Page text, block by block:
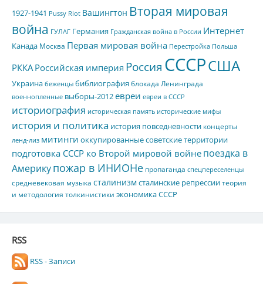
1927-1941 Pussy Riot Вашингтон Вторая мировая
война ГУЛАГ Германия Гражданская война в России Интернет
Канада Москва Первая мировая война Перестройка Польша
РККА Российская империя Россия СССРСША
Украина беженцы библиография блокада Ленинграда
военнопленные выборы-2012евреи евреи в СССР
историография историческая память исторические мифы
история и политика история повседневности концерты
ленд-лиз митинги оккупированные советские территории
подготовка СССР ко Второй мировой войнепоездка в
Америкупожар в ИНИОНе пропаганда спецпереселенцы
средневековая музыка сталинизмсталинские репрессиитеория
и методология толкинистики экономика СССР
RSS
RSS - Записи